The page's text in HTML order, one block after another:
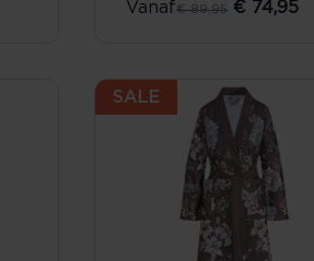
Vanaf€ 89,95 € 74,95
SALE